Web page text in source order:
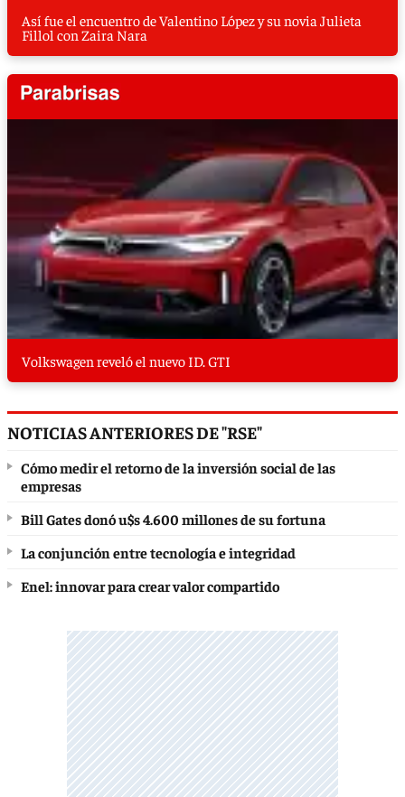
Así fue el encuentro de Valentino López y su novia Julieta
Fillol con Zaira Nara
Volkswagen reveló el nuevo ID. GTI
NOTICIAS ANTERIORES DE "RSE"
Cómo medir el retorno de la inversión social de las
empresas
Bill Gates donó u$s 4.600 millones de su fortuna
La conjunción entre tecnología e integridad
Enel: innovar para crear valor compartido